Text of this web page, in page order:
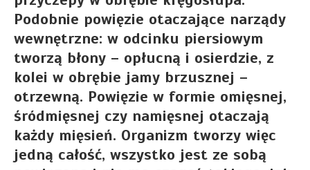
Podobnie powięzie otaczające narządy
wewnętrzne: w odcinku piersiowym
tworzą błony – opłucną i osierdzie, z
kolei w obrębie jamy brzusznej –
otrzewną. Powięzie w formie omięsnej,
śródmięsnej czy namięsnej otaczają
każdy mięsień. Organizm tworzy więc
jedną całość, wszystko jest ze sobą